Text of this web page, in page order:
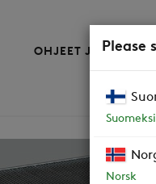
OHJEET JA Please
Suomeksi
Norsk